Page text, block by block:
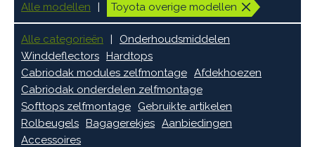
Alle modellen Toyota overige modellen
Alle categorieën
Onderhoudsmiddelen
Winddeflectors Hardtops
Cabriodak modules zelfmontage Afdekhoezen
Cabriodak onderdelen zelfmontage
Softtops zelfmontage
Gebruikte artikelen
Rolbeugels Bagagerekjes Aanbiedingen
Accessoires